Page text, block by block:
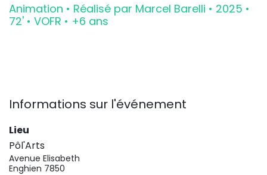
Animation • Réalisé par Marcel Barelli • 2025 •
72' • VOFR • +6 ans
Informations sur l'événement
Lieu
Pôl'Arts
Avenue Elisabeth
Enghien 7850